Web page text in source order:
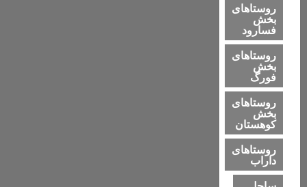
روستاهای
بخش
فسارود
روستاهای
بخش
فورگ
روستاهای
بخش
کوهستان
روستاهای
داراب